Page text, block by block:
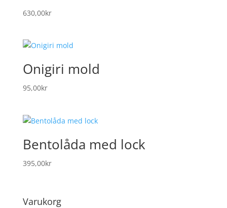
630,00kr
Onigiri mold
95,00kr
Bentolåda med lock
395,00kr
Varukorg